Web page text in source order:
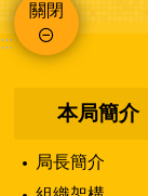
關閉
:::
本局簡介
局長簡介